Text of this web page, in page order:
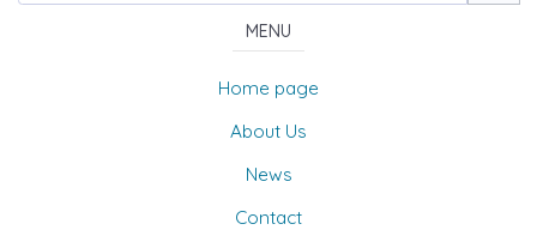
MENU
Home page
About Us
News
Contact